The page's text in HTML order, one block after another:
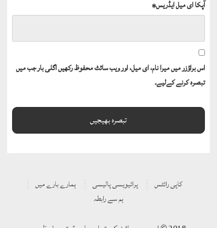
آپکا ای میل ایڈریس*
اس براؤزر میں میرا نام، ای میل، اور ویب سائٹ محفوظ رکھیں اگلی بار جب میں
تبصرہ کرنے کےلیے۔
کاپی رائٹس پرائیویسی پالیسی
ہمارے بارے میں
ہم سے رابطہ